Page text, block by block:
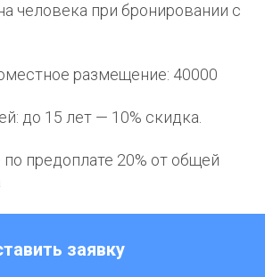
человека при бронировании с
размещение: 40000
до 15 лет — 10% скидка.
предоплате 20% от общей
заявку